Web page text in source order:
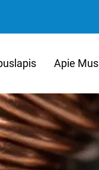
Apie Mus